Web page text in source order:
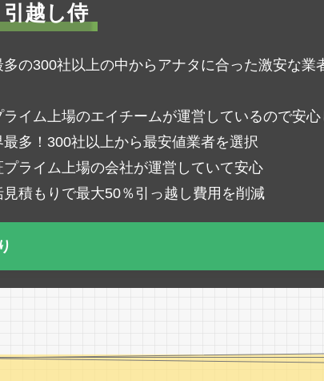
越し侍
多の300社以上の中からアナタに合った激安な業
イム上場のエイチームが運営しているので安心
最多！300社以上から最安値業者を選択
プライム上場の会社が運営していて安心
見積もりで最大50％引っ越し費用を削減